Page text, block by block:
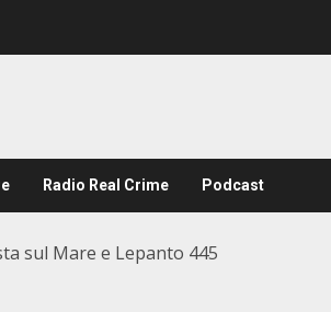
Radio Real Crime Podcast
sul Mare e Lepanto 445